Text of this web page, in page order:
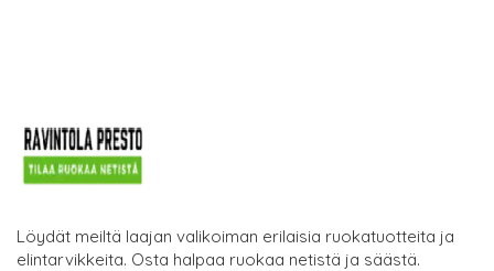
Löydät meiltä laajan valikoiman erilaisia ruokatuotteita ja
elintarvikkeita. Osta halpaa ruokaa netistä ja säästä.